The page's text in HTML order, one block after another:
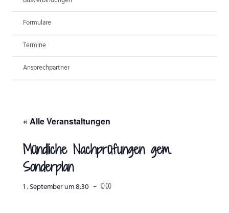
ANSPRECHPARTNER
Formulare
Termine
Ansprechpartner
« Alle Veranstaltungen
Mündliche Nachprüfungen gem.
Sonderplan
1 . September um 8:30 - 10:00